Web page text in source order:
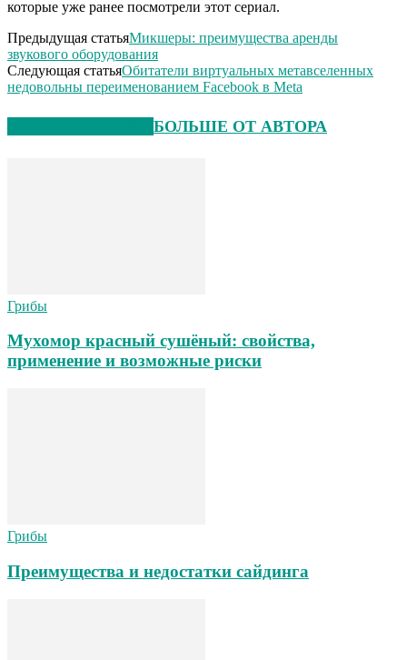
которые уже ранее посмотрели этот сериал.
Предыдущая статьяМикшеры: преимущества аренды
звукового оборудования
Следующая статьяОбитатели виртуальных метавселенных
недовольны переименованием Facebook в Meta
БОЛЬШЕ ОТ АВТОРА
Грибы
Мухомор красный сушёный: свойства,
применение и возможные риски
Грибы
Преимущества и недостатки сайдинга